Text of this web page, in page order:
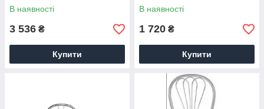
В наявності
3 536 ₴
Купити
В наявності
1 720 ₴
Купити